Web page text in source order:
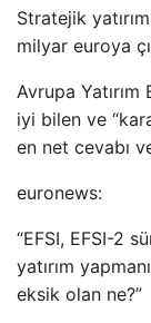
Stratejik
milyar euroya
Avrupa Yatırım
iyi bilen ve
en net cevabı
euronews:
“EFSI, EFSI-2
yatırım
eksik olan ne?”